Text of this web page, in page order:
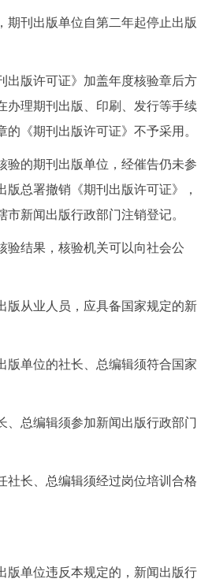
刊出版单位自第二年起停止出版
许可证》加盖年度核验章后方
办理期刊出版、印刷、发行等手续
的《期刊出版许可证》不予采用。
的期刊出版单位，经催告仍未参
版总署撤销《期刊出版许可证》，
市新闻出版行政部门注销登记。
果，核验机关可以向社会公
业人员，应具备国家规定的新
位的社长、总编辑须符合国家
总编辑须参加新闻出版行政部门
长、总编辑须经过岗位培训合格
位违反本规定的，新闻出版行